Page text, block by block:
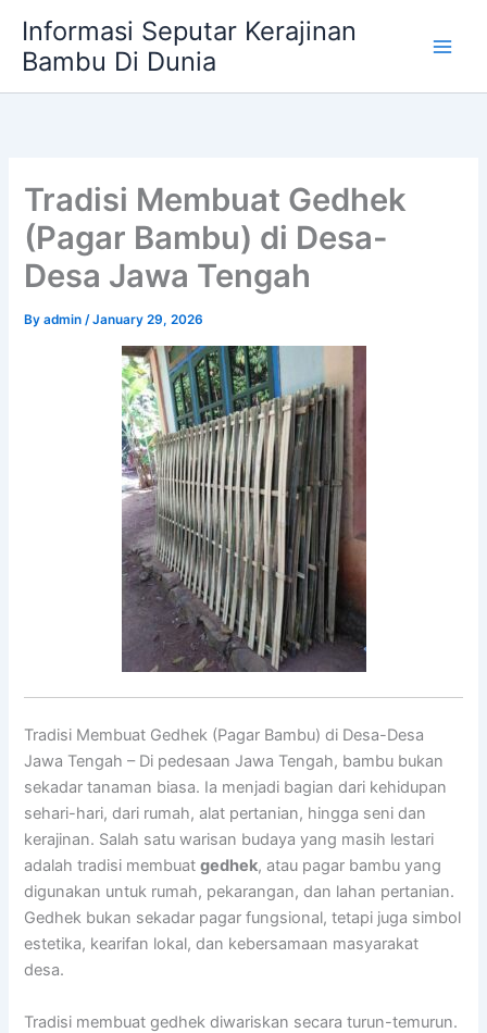
content
Informasi Seputar Kerajinan
Bambu Di Dunia
Tradisi Membuat Gedhek
(Pagar Bambu) di Desa-
Desa Jawa Tengah
Byadmin/January 29, 2026
Tradisi Membuat Gedhek (Pagar Bambu) di Desa-Desa
Jawa Tengah – Di pedesaan Jawa Tengah, bambu bukan
sekadar tanaman biasa. Ia menjadi bagian dari kehidupan
sehari-hari, dari rumah, alat pertanian, hingga seni dan
kerajinan. Salah satu warisan budaya yang masih lestari
adalah tradisi membuatgedhek, atau pagar bambu yang
digunakan untuk rumah, pekarangan, dan lahan pertanian.
Gedhek bukan sekadar pagar fungsional, tetapi juga simbol
estetika, kearifan lokal, dan kebersamaan masyarakat
desa.
Tradisi membuat gedhek diwariskan secara turun-temurun.